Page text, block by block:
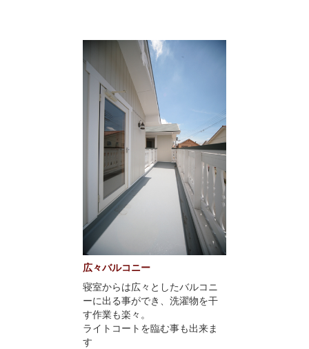
広々バルコニー
寝室からは広々としたバルコニ
ーに出る事ができ、洗濯物を干
す作業も楽々。
ライトコートを臨む事も出来ま
す